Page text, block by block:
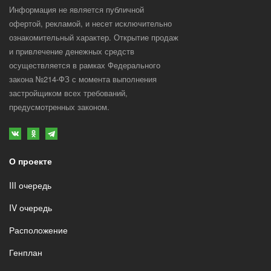
В комнате установлена закладная под
люстру. Встроенный 2х полосный
потолочный карниз для навески штор
Информация не является публичной
офертой, рекламой, и несет исключительно
ознакомительный характер. Открытие продаж
и привлечение денежных средств
осуществляется в рамках Федерального
закона №214-ФЗ с момента выполнения
застройщиком всех требований,
предусмотренных законом.
О проекте
III очередь
IV очередь
Расположение
Генплан